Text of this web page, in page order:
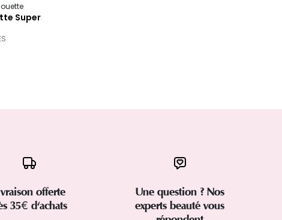
Super
offerte
35€ d'achats
Une question ? Nos
experts beauté vous